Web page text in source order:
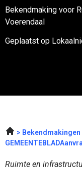
Bekendmaking voor
Voerendaal
Geplaatst op
Bekendmakingen
Ruimte en